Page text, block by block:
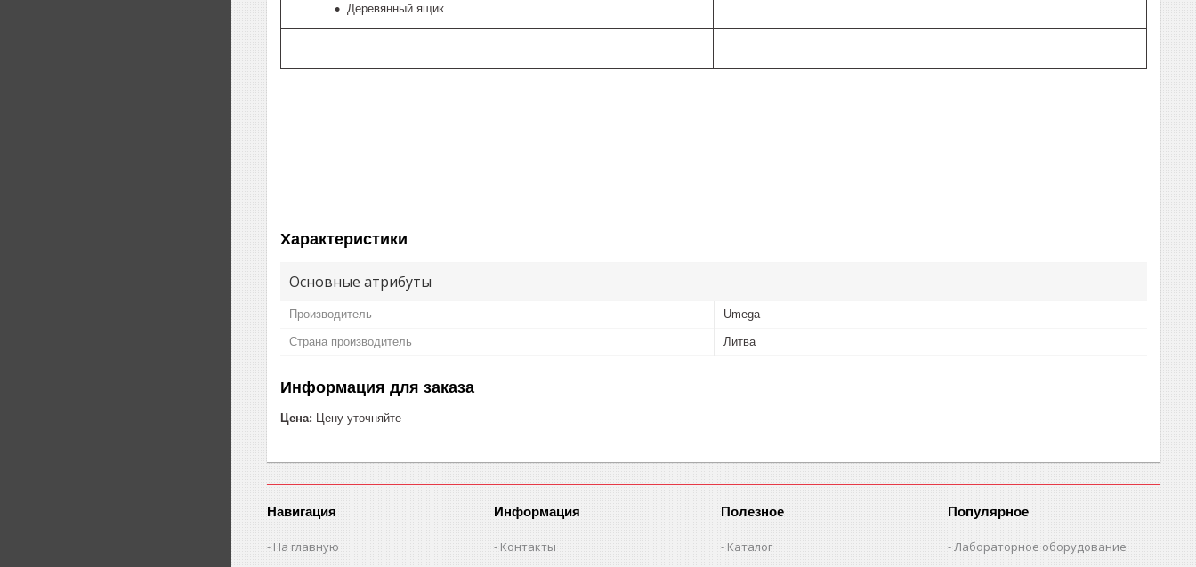
Деревянный ящик
Характеристики
Основные атрибуты
Производитель Umega
Страна производитель Литва
Информация для заказа
Цена: Цену уточняйте
Навигация
На главную
Информация
Контакты
Полезное
Каталог
Популярное
Лабораторное оборудование